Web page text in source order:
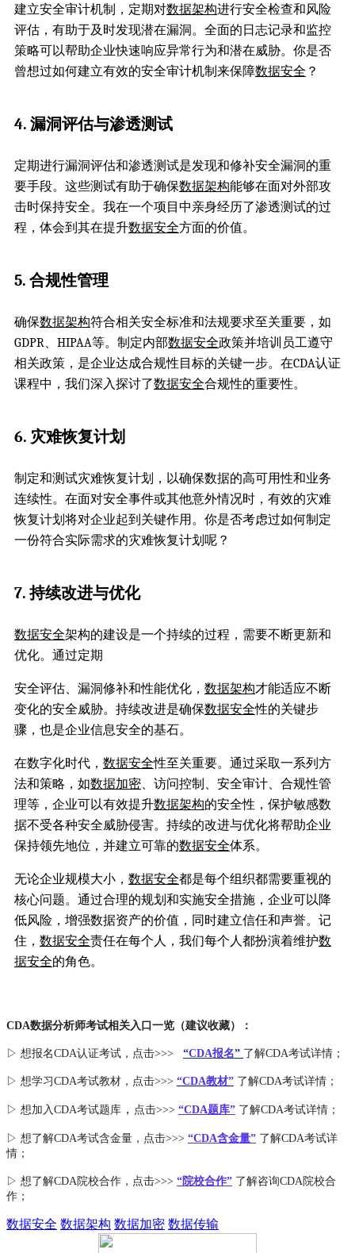
建立安全审计机制，定期对数据架构进行安全检查和风险
评估，有助于及时发现潜在漏洞。全面的日志记录和监控
策略可以帮助企业快速响应异常行为和潜在威胁。你是否
曾想过如何建立有效的安全审计机制来保障数据安全 ？
4. 漏洞评估与渗透测试
定期进行漏洞评估和渗透测试是发现和修补安全漏洞的重
要手段。这些测试有助于确保数据架构能够在面对外部攻
击时保持安全。我在一个项目中亲身经历了渗透测试的过
程，体会到其在提升数据安全方面的价值。
5. 合规性管理
确保数据架构符合相关安全标准和法规要求至关重要，如
GDPR、HIPAA等。制定内部数据安全政策并培训员工遵守
相关政策，是企业达成合规性目标的关键一步。在CDA认证
课程中，我们深入探讨了数据安全合规性的重要性。
6. 灾难恢复计划
制定和测试灾难恢复计划，以确保数据的高可用性和业务
连续性。在面对安全事件或其他意外情况时，有效的灾难
恢复计划将对企业起到关键作用。你是否考虑过如何制定
一份符合实际需求的灾难恢复计划呢？
7. 持续改进与优化
数据安全架构的建设是一个持续的过程，需要不断更新和
优化。通过定期
安全评估、漏洞修补和性能优化， 数据架构才能适应不断
变化的安全威胁。持续改进是确保数据安全性的关键步
骤，也是企业信息安全的基石。
在数字化时代， 数据安全性至关重要。通过采取一系列方
法和策略，如数据加密、访问控制、安全审计、合规性管
理等，企业可以有效提升数据架构的安全性，保护敏感数
据不受各种安全威胁侵害。持续的改进与优化将帮助企业
保持领先地位，并建立可靠的数据安全体系。
无论企业规模大小， 数据安全都是每个组织都需要重视的
核心问题。通过合理的规划和实施安全措施，企业可以降
低风险，增强数据资产的价值，同时建立信任和声誉。记
住， 数据安全责任在每个人，我们每个人都扮演着维护数
据安全的角色。
CDA数据分析师考试相关入口一览（建议收藏）：
▷ 想报名CDA认证考试，点击>>> “CDA报名” 了解CDA考试详情；
▷ 想学习CDA考试教材，点击>>> “CDA教材” 了解CDA考试详情；
▷ 想加入CDA考试题库 ， 点击>>> “CDA题库” 了解CDA考试详情；
▷ 想了解CDA考试含金量 ，点击>>> “CDA含金量” 了解CDA考试详
情；
▷ 想了解CDA院校合作 ，点击>>> “院校合作” 了解咨询CDA院校合
作；
数据安全 数据架构 数据加密 数据传输